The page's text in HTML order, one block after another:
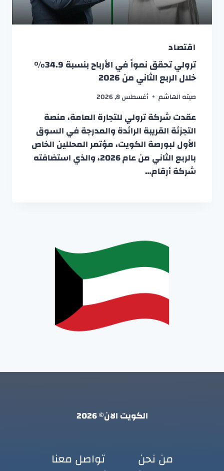
اقتصاد
ترولي تحقق نمواً في الأرباح بنسبة 34.9%
خلال الربع الثاني من 2026
صيته الهاشم أغسطس 8, 2026
عقدت شركة ترولي للتجارة العامة، منصة
التجزئة القريبة الرائدة والمدرجة في السوق
الأول لبورصة الكويت، مؤتمر المحللين الخاص
بالربع الثاني من عام 2026، والذي استضافته
شركة أرقام…
الكويت الان© 2026
من نحن
تواصل معنا